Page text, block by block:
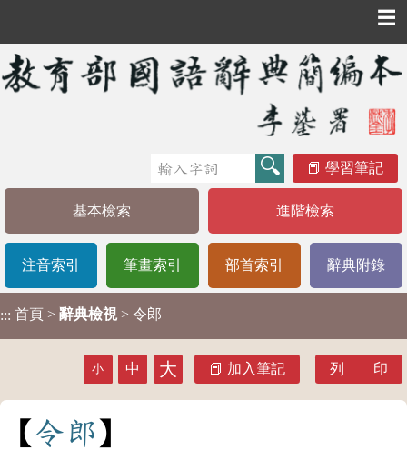
☰
學習筆記
基本檢索 進階檢索
注音索引 筆畫索引 部首索引 辭典附錄
::: 首頁 > 辭典檢視 > 令郎
小 中 大 加入筆記 列 印
令郎